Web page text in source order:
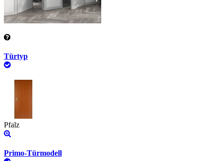
Türtyp
Pfalz
Primo-Türmodell